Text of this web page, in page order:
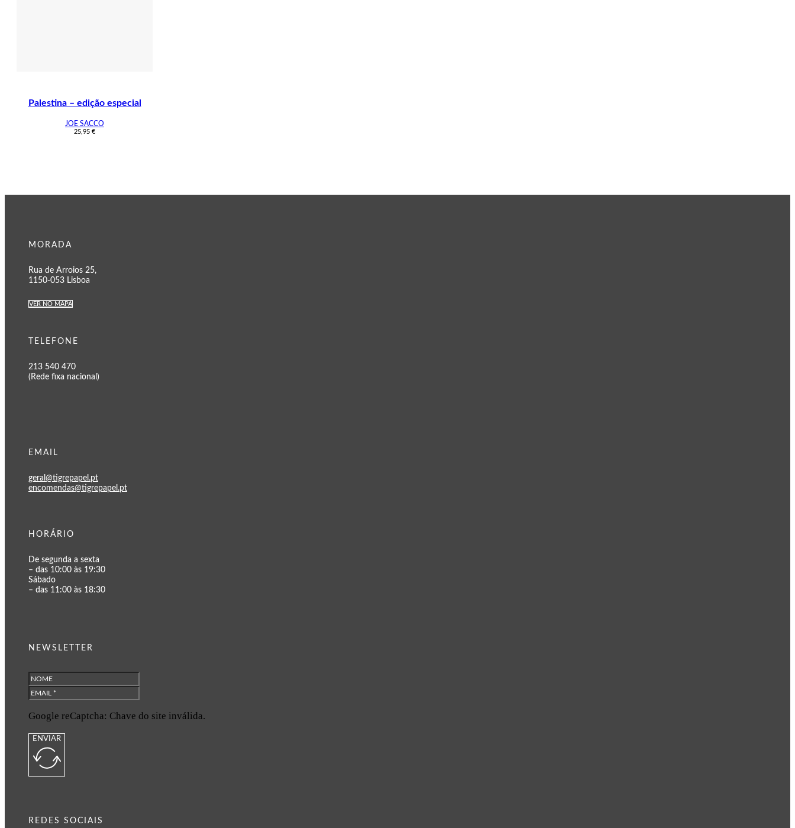
Palestina – edição especial
JOE SACCO
25,95 €
MORADA
Rua de Arroios 25,
1150-053 Lisboa
VER NO MAPA
TELEFONE
213 540 470
(Rede fixa nacional)
EMAIL
geral@tigrepapel.pt
encomendas@tigrepapel.pt
HORÁRIO
De segunda a sexta
– das 10:00 às 19:30
Sábado
– das 11:00 às 18:30
NEWSLETTER
Google reCaptcha: Chave do site inválida.
ENVIAR
REDES SOCIAIS